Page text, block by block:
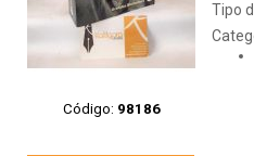
Código: 98186
Tipo